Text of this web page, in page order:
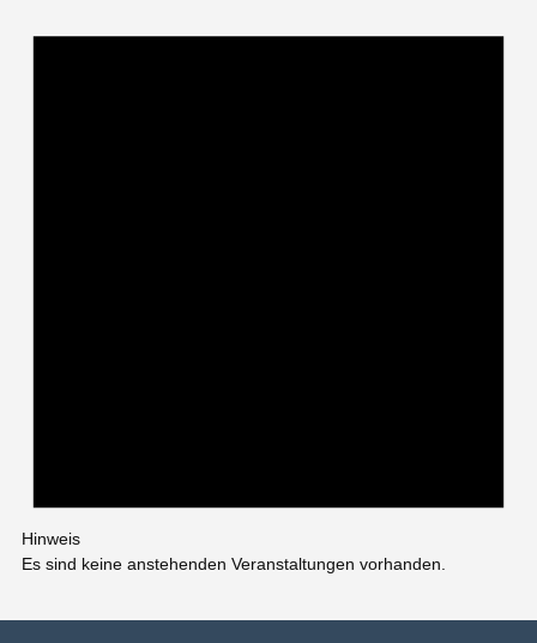
Hinweis
Es sind keine anstehenden Veranstaltungen vorhanden.